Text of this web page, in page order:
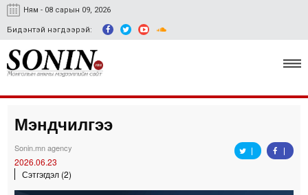
Ням - 08 сарын 09, 2026
Бидэнтэй нэгдээрэй:
Улс төр, эдийн засаг
Мэндчилгээ
Sonin.mn agency
2026.06.23
Сэтгэгдэл (2)